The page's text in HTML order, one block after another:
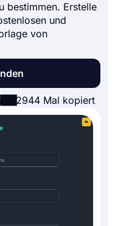
bestimmen. Erstelle
und
von
2944 Mal kopiert